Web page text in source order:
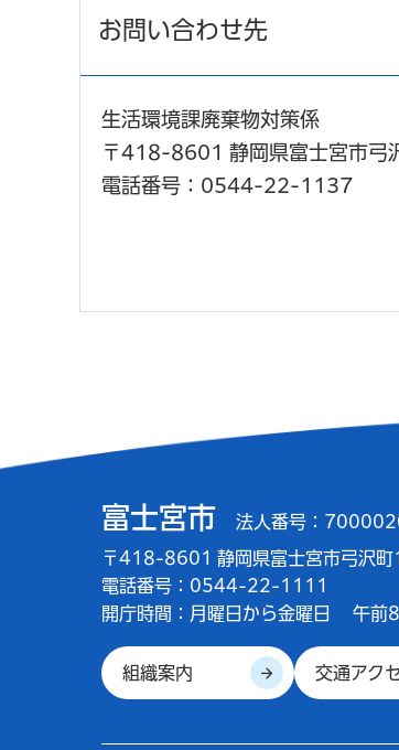
お問い合わせ先
生活環境課廃棄物対策係
〒418-8601 静岡県富士宮市弓
電話番号：0544-22-1137
富士宮市 法人番号：
〒418-8601 静岡県富士宮市弓沢
電話番号：0544-22-1111
開庁時間： 月曜日から金曜日 午前
組織案内 交通アク